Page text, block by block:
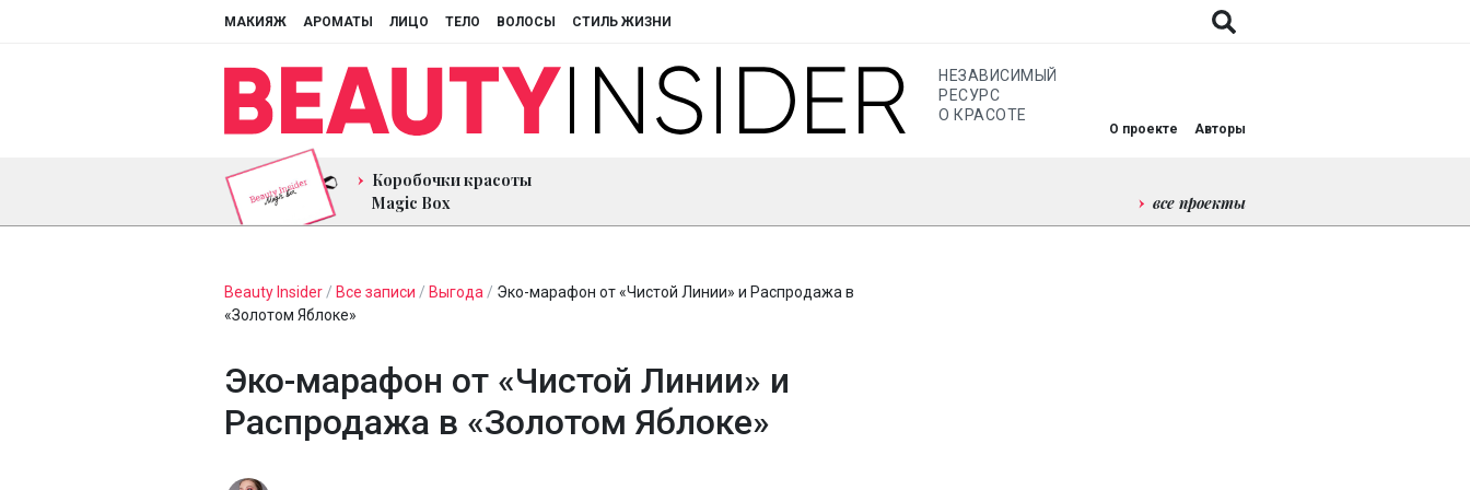
МАКИЯЖ АРОМАТЫ ЛИЦО ТЕЛО ВОЛОСЫ СТИЛЬ ЖИЗНИ
НЕЗАВИСИМЫЙ
РЕСУРС
О КРАСОТЕ
О проекте Авторы
Коробочки красоты
Magic Box
все проекты
Beauty Insider / Все записи / Выгода / Эко-марафон от «Чистой Линии» и Распродажа в
«Золотом Яблоке»
Эко-марафон от «Чистой Линии» и
Распродажа в «Золотом Яблоке»